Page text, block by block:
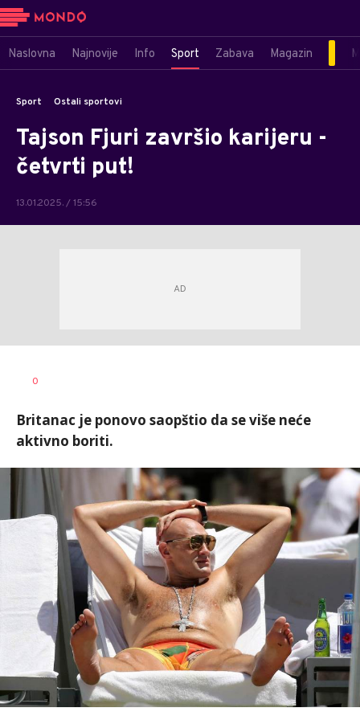
Naslovna Najnovije Info Sport Zabava Magazin
Sport Ostali sportovi
Tajson Fjuri završio karijeru -
četvrti put!
13.01.2025. / 15:56
AUTOR
0
Britanac je ponovo saopštio da se više neće
aktivno boriti.